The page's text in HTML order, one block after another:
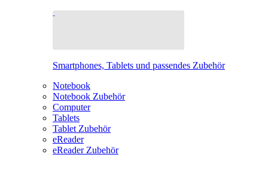
Smartphones, Tablets und passendes Zubehör
Notebook
Notebook Zubehör
Computer
Tablets
Tablet Zubehör
eReader
eReader Zubehör